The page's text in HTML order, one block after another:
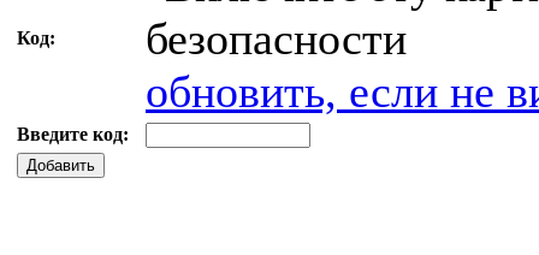
Код:
обновить, если не
Введите код:
Добавить